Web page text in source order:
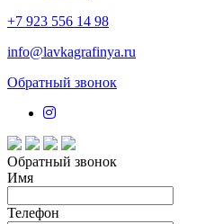
+7 923 556 14 98
info@lavkagrafinya.ru
Обратный звонок
Обратный звонок
Имя
Телефон